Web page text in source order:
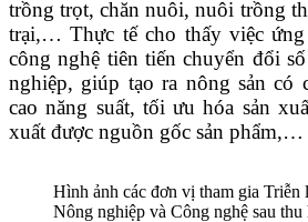
trồng trọt, chăn nuôi, nuôi trồng
trại,… Thực tế cho thấy việc ứng
công nghệ tiên tiến chuyển đổi
nghiệp, giúp tạo ra nông sản có
cao năng suất, tối ưu hóa sản
xuất được nguồn gốc sản phẩm,…
Hình ảnh các đơn vị tham gia Triễn
Nông nghiệp và Công nghệ sau thu